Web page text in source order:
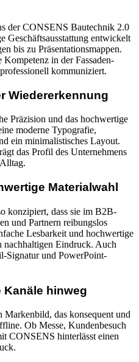
der CONSENS Bautechnik 2.0
Geschäftsausstattung entwickelt
bis zu Präsentationsmappen.
in der Fassaden­
kommuniziert.
Wiedererkennung
Präzision und das hochwertige
moderne Typografie,
ein minimalistisches Layout.
das Profil des Unternehmens
Materialwahl
konzipiert, dass sie im B2B-
und Partnern reibungslos
Lesbarkeit und hochwertige
nachhaltigen Eindruck. Auch
Signatur und PowerPoint-
hinweg
Markenbild, das konsequent und
Ob Messe, Kundenbesuch
CONSENS hinterlässt einen